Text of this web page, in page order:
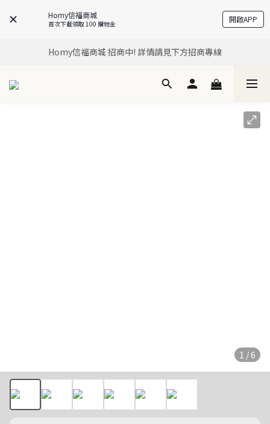
Homy信福商城
首次下載領取 100 購物金 開啟APP
Homy信福商城，是信義房屋企業集團所有 居住生活商城
Homy信福商城，是信義房屋企業集團所有 居住生活商城
Homy信福商城 招商中! 詳情請見下方招商專線
Homy信福商城，是信義房屋企業集團所有 居住生活商城
1 / 6